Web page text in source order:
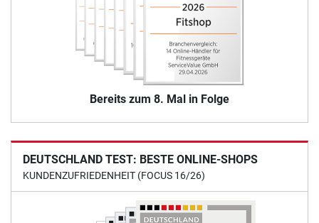
Bereits zum 8. Mal in Folge
DEUTSCHLAND TEST: BESTE ONLINE-SHOPS
KUNDENZUFRIEDENHEIT (FOCUS 16/26)